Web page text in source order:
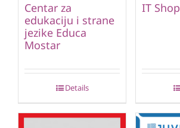
Centar za
edukaciju i strane
jezike Educa
Mostar
Details
IT Shop